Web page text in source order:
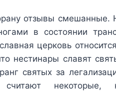
отзывы смешанные.
в состоянии
церковь
нестинары славят
святых за
считают некоторые,